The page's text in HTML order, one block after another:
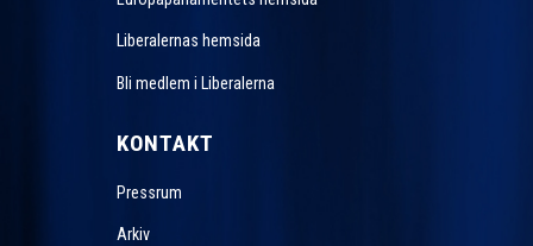
Liberalernas hemsida
Bli medlem i Liberalerna
KONTAKT
Pressrum
Arkiv